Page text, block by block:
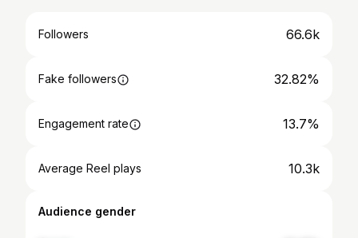
Followers 66.6k
Fake followers 32.82%
Engagement rate 13.7%
Average Reel plays 10.3k
Audience gender